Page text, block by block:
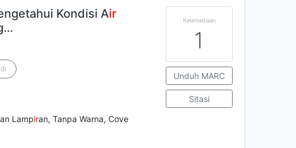
Kondisi Air
Lampiran, Tanpa Warna, Cove
Ketersediaan
1
Unduh MARC
Sitasi